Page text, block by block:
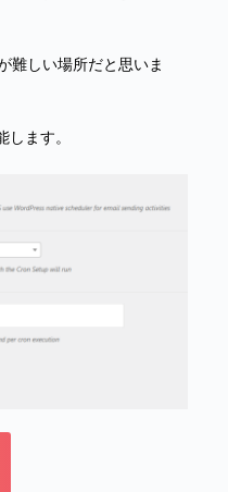
難しい場所だと思いま
ます。